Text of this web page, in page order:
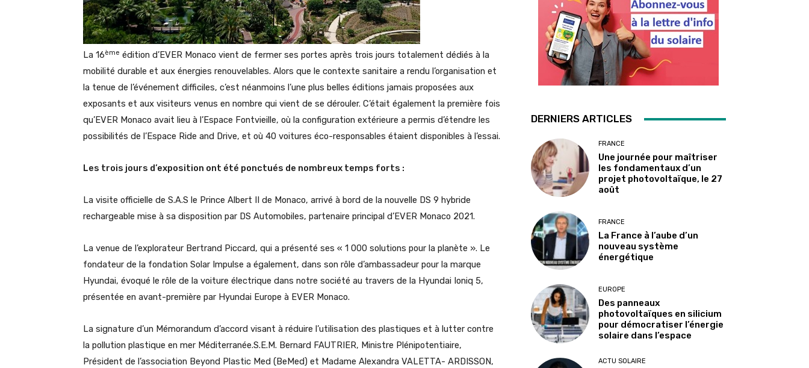
La 16ème édition d’EVER Monaco vient de fermer ses portes après trois jours totalement dédiés à la
mobilité durable et aux énergies renouvelables. Alors que le contexte sanitaire a rendu l’organisation et
la tenue de l’événement difficiles, c’est néanmoins l’une plus belles éditions jamais proposées aux
exposants et aux visiteurs venus en nombre qui vient de se dérouler. C’était également la première fois
qu’EVER Monaco avait lieu à l’Espace Fontvieille, où la configuration extérieure a permis d’étendre les
possibilités de l’Espace Ride and Drive, et où 40 voitures éco-responsables étaient disponibles à l’essai.
Les trois jours d’exposition ont été ponctués de nombreux temps forts :
La visite officielle de S.A.S le Prince Albert II de Monaco, arrivé à bord de la nouvelle DS 9 hybride
rechargeable mise à sa disposition par DS Automobiles, partenaire principal d’EVER Monaco 2021.
La venue de l’explorateur Bertrand Piccard, qui a présenté ses « 1 000 solutions pour la planète ». Le
fondateur de la fondation Solar Impulse a également, dans son rôle d’ambassadeur pour la marque
Hyundai, évoqué le rôle de la voiture électrique dans notre société au travers de la Hyundai Ioniq 5,
présentée en avant-première par Hyundai Europe à EVER Monaco.
La signature d’un Mémorandum d’accord visant à réduire l’utilisation des plastiques et à lutter contre
la pollution plastique en mer Méditerranée.S.E.M. Bernard FAUTRIER, Ministre Plénipotentiaire,
Président de l’association Beyond Plastic Med (BeMed) et Madame Alexandra VALETTA- ARDISSON,
DERNIERS ARTICLES
FRANCE
Une journée pour maîtriser
les fondamentaux d’un
projet photovoltaïque, le 27
août
FRANCE
La France à l’aube d’un
nouveau système
énergétique
EUROPE
Des panneaux
photovoltaïques en silicium
pour démocratiser l’énergie
solaire dans l’espace
ACTU SOLAIRE